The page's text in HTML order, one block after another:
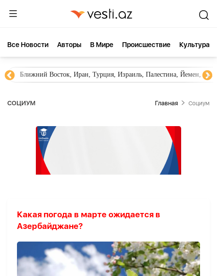
Все Новости Aвторы В Мире Происшествие Культура
Ближний Восток, Иран, Турция, Израиль, Палестина, Йемен,
СОЦИУМ Главная Социум
Какая погода в марте ожидается в
Азербайджане?